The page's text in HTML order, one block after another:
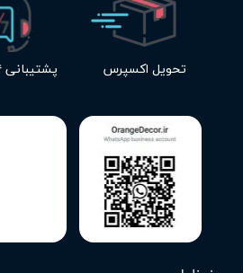
تحویل اکسپرس پشتیبانی ۲۴ ساعته